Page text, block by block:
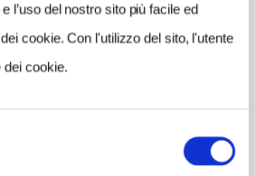
l’uso del nostro sito più facile ed
cookie. Con l'utilizzo del sito, l'utente
dei cookie.